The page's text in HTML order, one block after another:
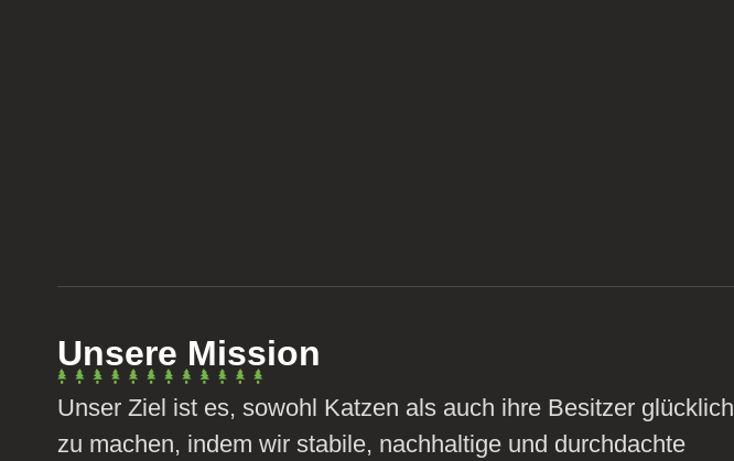
Unsere Mission
Unser Ziel ist es, sowohl Katzen als auch ihre Besitzer glücklich
zu machen, indem wir stabile, nachhaltige und durchdachte